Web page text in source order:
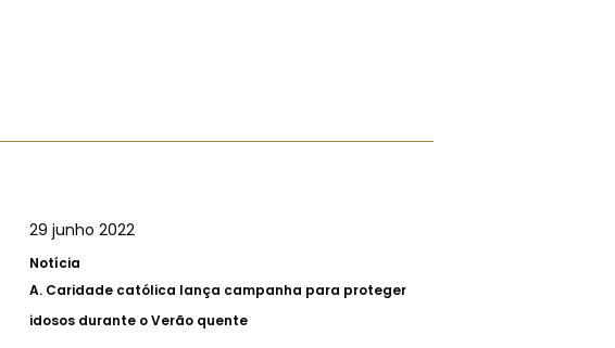
29 junho 2022
Notícia
A. Caridade católica lança campanha para proteger
idosos durante o Verão quente